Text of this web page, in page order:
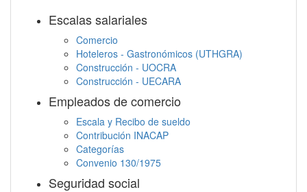
Escalas salariales
Comercio
Hoteleros - Gastronómicos (UTHGRA)
Construcción - UOCRA
Construcción - UECARA
Empleados de comercio
Escala y Recibo de sueldo
Contribución INACAP
Categorías
Convenio 130/1975
Seguridad social